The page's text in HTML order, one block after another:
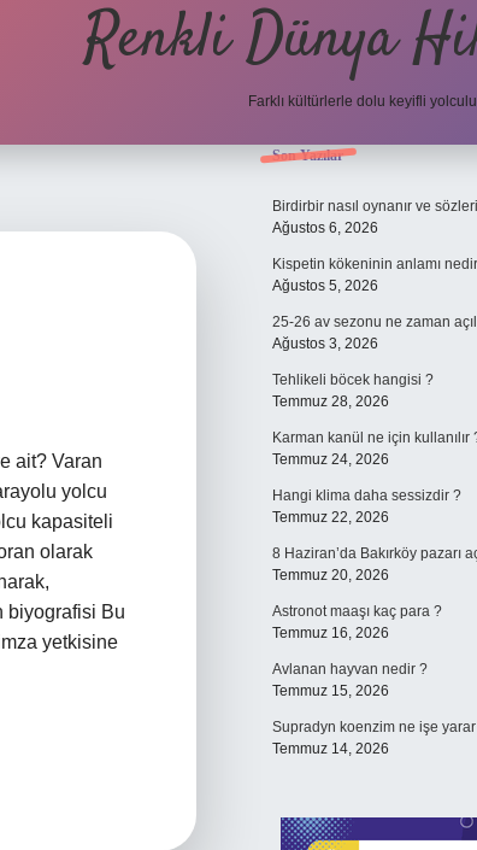
Renkli Dünya
Farklı kültürlerle dolu keyifli
ait? Varan
yolcu
kapasiteli
olarak
biyografisi Bu
yetkisine
Sidebar
Son Yazılar
Birdirbir nasıl oynanır ve
Ağustos 6, 2026
Kispetin kökeninin anlamı
Ağustos 5, 2026
25-26 av sezonu ne zaman
Ağustos 3, 2026
Tehlikeli böcek hangisi ?
Temmuz 28, 2026
Karman kanül ne için kullanılır
Temmuz 24, 2026
Hangi klima daha sessizdir ?
Temmuz 22, 2026
8 Haziran’da Bakırköy pazarı
Temmuz 20, 2026
Astronot maaşı kaç para ?
Temmuz 16, 2026
Avlanan hayvan nedir ?
Temmuz 15, 2026
Supradyn koenzim ne işe
Temmuz 14, 2026